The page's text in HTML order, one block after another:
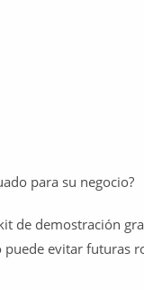
para su negocio?
de demostración
puede evitar futuras